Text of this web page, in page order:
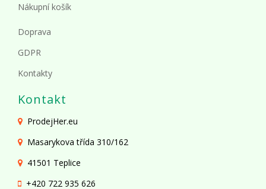
Nákupní košík
Doprava
GDPR
Kontakty
Kontakt
ProdejHer.eu
Masarykova třída 310/162
41501 Teplice
+420 722 935 626